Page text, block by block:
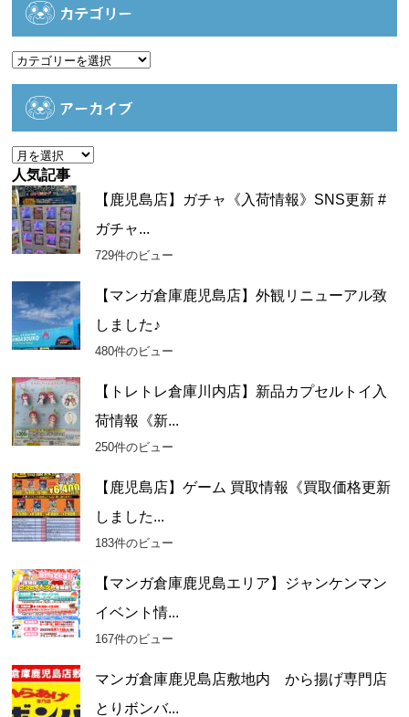
カテゴリー
カ
アーカイブ
ア
ー
カ
イ
ブ
人気記事
【鹿児島店】ガチャ《入荷情報》SNS更新 #
ガチャ...
729件のビュー
【マンガ倉庫鹿児島店】外観リニューアル致
しました♪
480件のビュー
【トレトレ倉庫川内店】新品カプセルトイ入
荷情報《新...
250件のビュー
【鹿児島店】ゲーム 買取情報《買取価格更新
しました...
183件のビュー
【マンガ倉庫鹿児島エリア】ジャンケンマン
イベント情...
167件のビュー
マンガ倉庫鹿児島店敷地内 から揚げ専門店
とりボンバ...